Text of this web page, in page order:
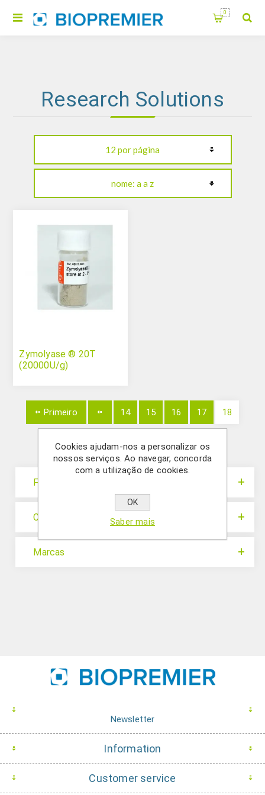
0
Research Solutions
Zymolyase ® 20T
(20000U/g)
Primeiro 14 15 16 17 18
Filtros
Categorias
Marcas
Newsletter
Information
Customer service
Cookies ajudam-nos a personalizar os
nossos serviços. Ao navegar, concorda
com a utilização de cookies.
OK
Saber mais